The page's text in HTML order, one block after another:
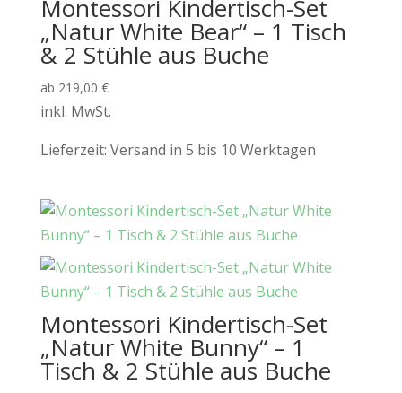
Montessori Kindertisch-Set
„Natur White Bear“ – 1 Tisch
& 2 Stühle aus Buche
ab 219,00 €
inkl. MwSt.
Lieferzeit: Versand in 5 bis 10 Werktagen
Montessori Kindertisch-Set
„Natur White Bunny“ – 1
Tisch & 2 Stühle aus Buche